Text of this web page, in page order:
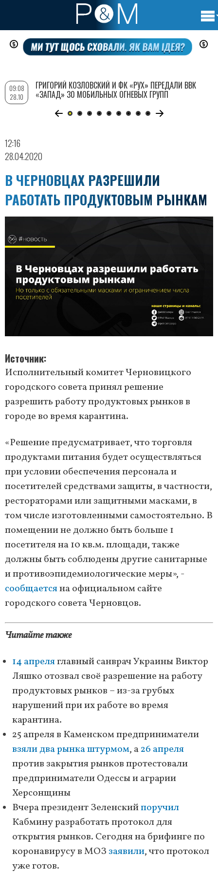
Перейти
содержанию
12:16
28.04.2020
В ЧЕРНОВЦАХ РАЗРЕШИЛИ
РАБОТАТЬ ПРОДУКТОВЫМ РЫНКАМ
Источник
Исполнительный комитет Черновицкого
городского совета принял решение
разрешить работу продуктовых рынков в
городе во время карантина.
«Решение предусматривает, что торговля
продуктами питания будет осуществляться
при условии обеспечения персонала и
посетителей средствами защиты, в частности,
рестораторами или защитными масками, в
том числе изготовленными самостоятельно. В
помещении не должно быть больше 1
посетителя на 10 кв.м. площади, также
должны быть соблюдены другие санитарные
и противоэпидемиологические меры», -
сообщаетсяна официальном сайте
городского совета Черновцов.
Читайте также
14 апреляглавный санврач Украины Виктор
Ляшко отозвал своё разрешение на работу
продуктовых рынков – из-за грубых
нарушений при их работе во время
карантина.
25 апреля в Каменском предприниматели
взяли два рынка штурмом, а26 апреля
против закрытия рынков протестовали
предприниматели Одессы и аграрии
Херсонщины
Вчера президент Зеленскийпоручил
Кабмину разработать протокол для
открытия рынков. Сегодня на брифинге по
коронавирусу в МОЗ заявили, что протокол
уже готов.
09:08
28.10
ГРИГОРИЙ КОЗЛОВСКИЙ И ФК «РУХ» ПЕРЕДАЛИ ВВК
«ЗАПАД» 30 МОБИЛЬНЫХ ОГНЕВЫХ ГРУПП